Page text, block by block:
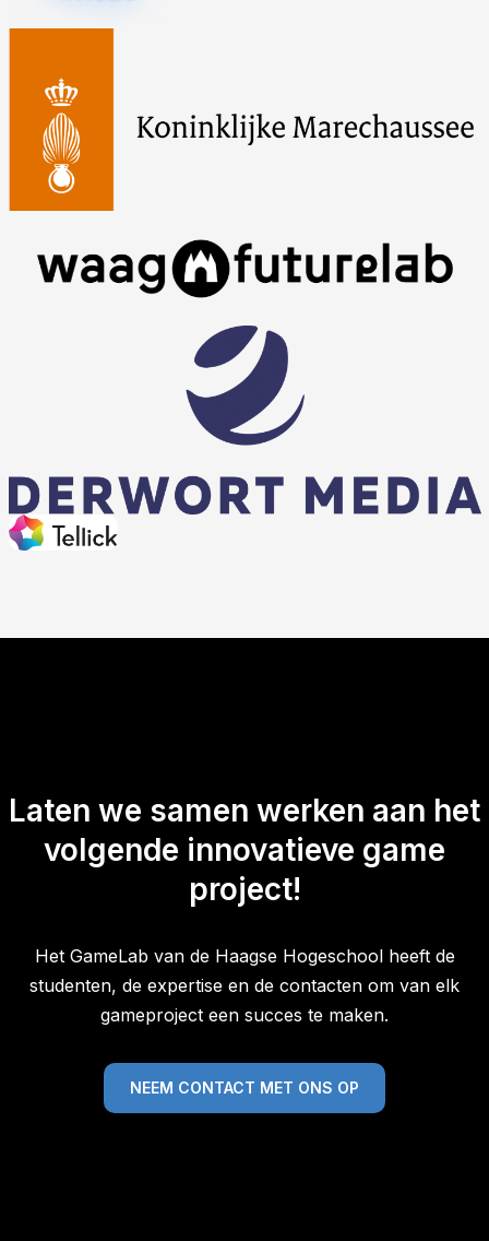
Laten we samen werken aan het
volgende innovatieve game
project!
Het GameLab van de Haagse Hogeschool heeft de
studenten, de expertise en de contacten om van elk
gameproject een succes te maken.
NEEM CONTACT MET ONS OP